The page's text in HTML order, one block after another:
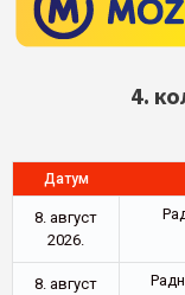
4.
Датум
8. август
2026.
8. август